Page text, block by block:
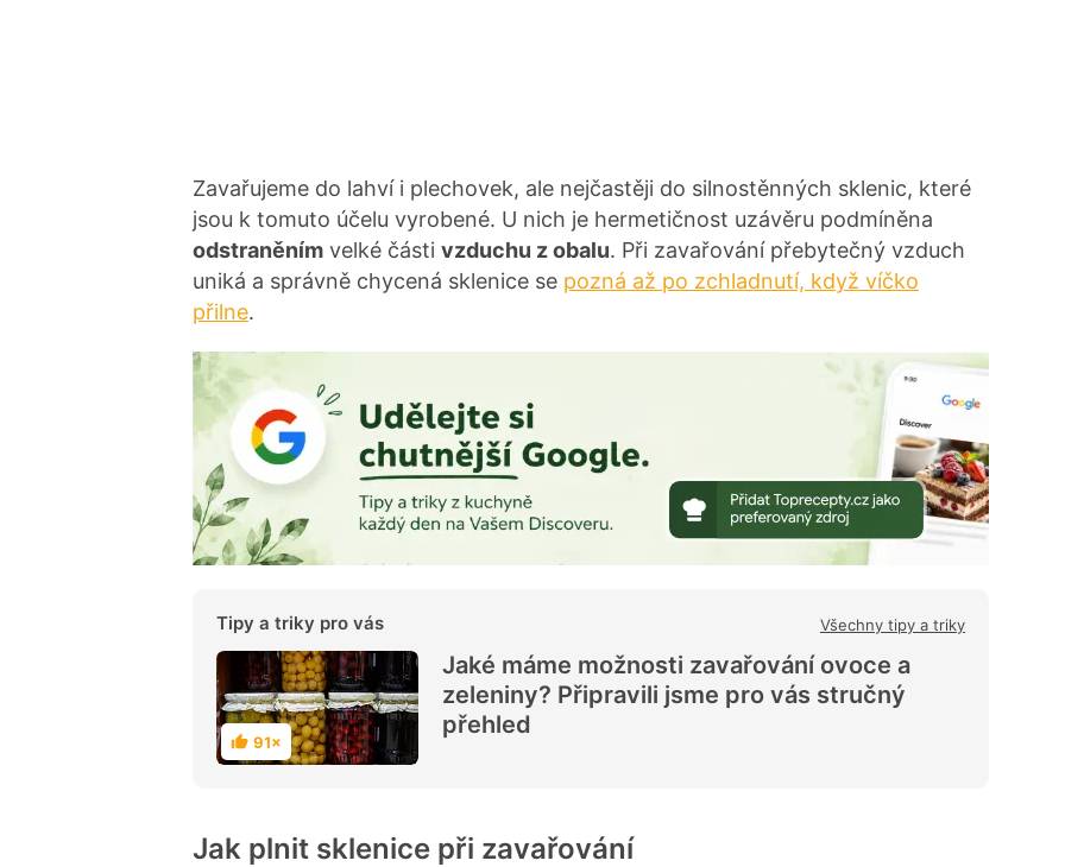
Zavařujeme do lahví i plechovek, ale nejčastěji do silnostěnných sklenic, které
jsou k tomuto účelu vyrobené. U nich je hermetičnost uzávěru podmíněna
odstraněním velké části vzduchu z obalu. Při zavařování přebytečný vzduch
uniká a správně chycená sklenice se pozná až po zchladnutí, když víčko
přilne.
Tipy a triky pro vás Všechny tipy a triky
H
o
e
n
91×
Jaké máme možnosti zavařování ovoce a
zeleniny? Připravili jsme pro vás stručný
přehled
Jak plnit sklenice při zavařování